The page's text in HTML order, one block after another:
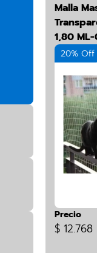
Malla
1,80 ML-
20% Off
Precio
$ 12.768